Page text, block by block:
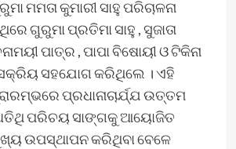
ମମତା କୁମାରୀ ସାହୁ ପରିଚାଳନା
ଗୁରୁମା ପ୍ରତିମା ସାହୁ , ସୁଜାତା
ପାତ୍ର , ପାପା ବିଷୋୟୀ ଓ ଟିକିନା
ସହଯୋଗ କରିଥିଲେ । ଏହି
ପ୍ରଧାନାଚାର୍ଯ୍ଯ ଉତ୍ତମ
ଅତିଥି ପରିଚୟ ସାଙ୍ଗକୁ ଆୟୋଜିତ
ଉପସ୍ଥାପନ କରିଥିବା ବେଳେ